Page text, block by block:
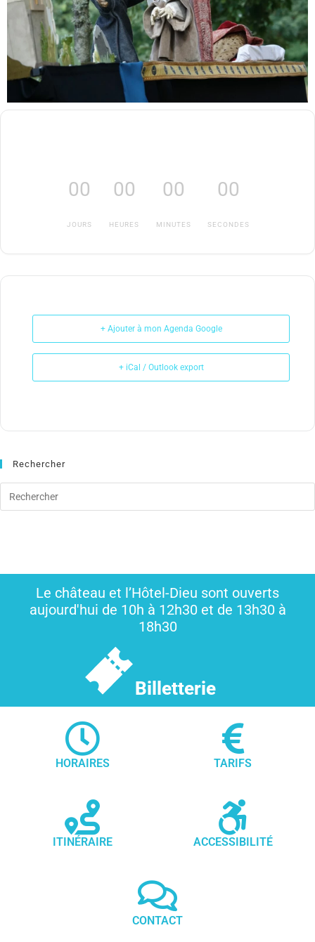
00
JOURS
00
HEURES
00
MINUTES
00
SECONDES
+ Ajouter à mon Agenda Google
+ iCal / Outlook export
Rechercher
Le château et l’Hôtel-Dieu sont ouverts
aujourd'hui de 10h à 12h30 et de 13h30 à
18h30
Billetterie
HORAIRES TARIFS
ITINÉRAIRE ACCESSIBILITÉ
CONTACT